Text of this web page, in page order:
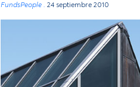
FundsPeople . 24 septiembre 2010